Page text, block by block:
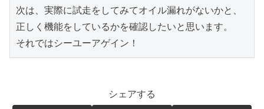
次は、実際に試走をしてみてオイル漏れがないかと、
正しく機能をしているかを確認したいと思います。
それではシーユーアゲイン！
シェアする